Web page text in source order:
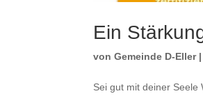
Ein
vonGemeinde D-Eller
Sei gut mit deiner